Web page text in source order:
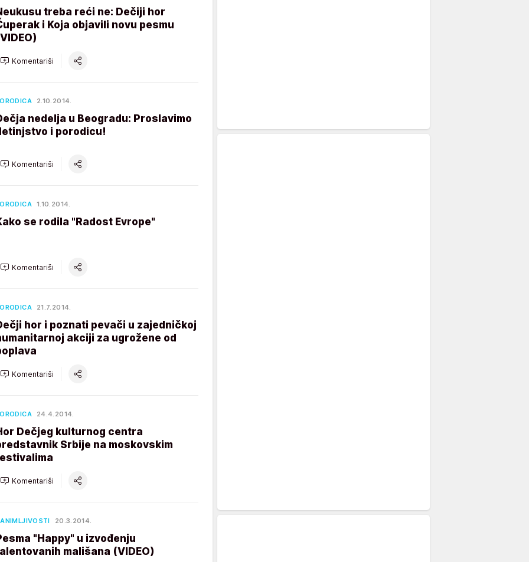
treba reći ne: Dečiji hor
i Koja objavili novu pesmu
Komentariši
2.10.2014.
nedelja u Beogradu: Proslavimo
i porodicu!
Komentariši
1.10.2014.
se rodila "Radost Evrope"
Komentariši
21.7.2014.
hor i poznati pevači u zajedničkoj
akciji za ugrožene od
Komentariši
24.4.2014.
Dečjeg kulturnog centra
Srbije na moskovskim
Komentariši
20.3.2014.
"Happy" u izvođenju
mališana (VIDEO)